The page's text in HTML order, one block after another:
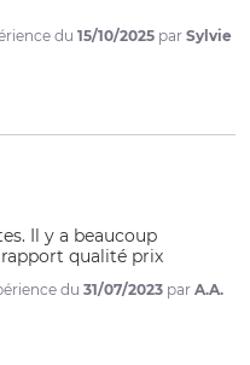
du15/10/2025 parSylvie
Il y a beaucoup
qualité prix
du31/07/2023 parA.A.